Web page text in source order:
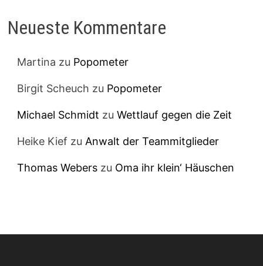
Neueste Kommentare
Martina zu Popometer
Birgit Scheuch zu Popometer
Michael Schmidt zuWettlauf gegen die Zeit
Heike Kief zuAnwalt der Teammitglieder
Thomas Webers zu Oma ihr klein‘ Häuschen